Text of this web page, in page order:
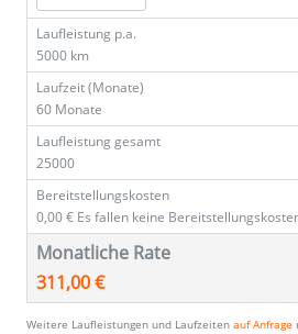
Laufleistung p.a.
5000 km
Laufzeit (Monate)
60 Monate
Laufleistung gesamt
25000
Bereitstellungskosten
0,00 € Es fallen keine
Monatliche Rate
311,00 €
Weitere Laufleistungen und Laufzeiten auf Anfrage